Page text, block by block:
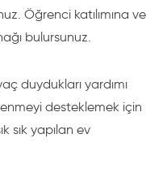
Öğrenci katılımına ve
bulursunuz.
duydukları yardımı
desteklemek için
sık yapılan ev